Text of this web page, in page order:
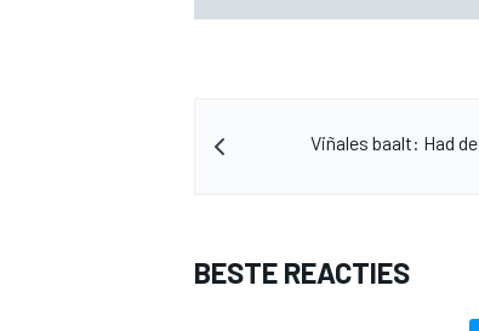
Viñales baalt: Had
BESTE REACTIES